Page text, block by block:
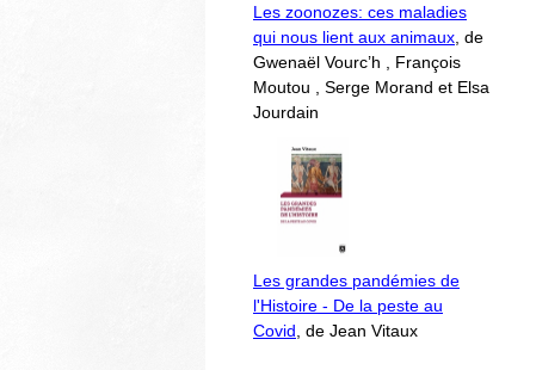
Les zoonozes: ces maladies
qui nous lient aux animaux , de
Gwenaël Vourc’h , François
Moutou , Serge Morand et Elsa
Jourdain
Les grandes pandémies de
l'Histoire - De la peste au
Covid , de Jean Vitaux